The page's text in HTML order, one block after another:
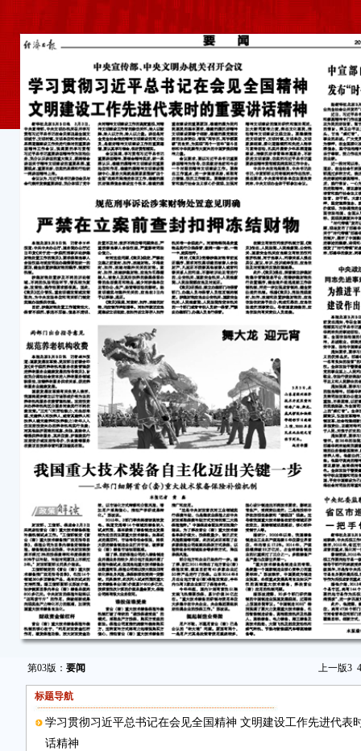
第03版： 要闻 上一版3 4
标题导航
学习贯彻习近平总书记在会见全国精神 文明建设工作先进代表
话精神